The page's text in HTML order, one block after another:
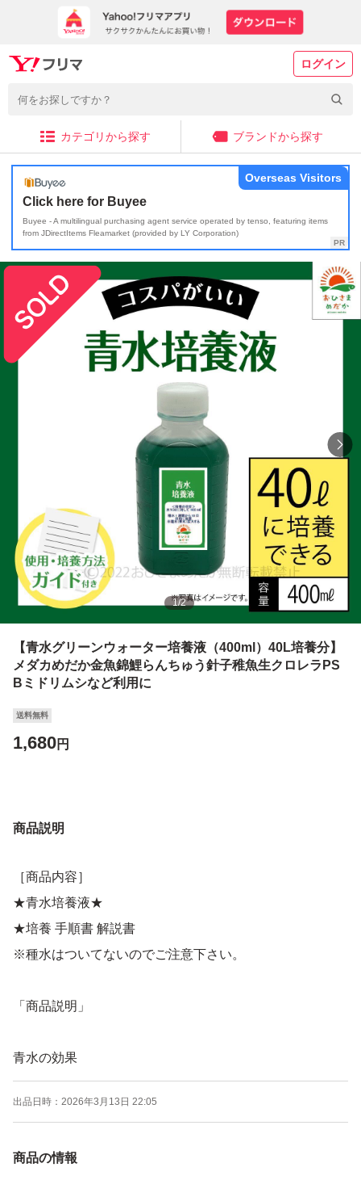
ログイン
カテゴリから探す ブランドから探す
Click here for Buyee
Buyee - A multilingual purchasing agent service operated by tenso, featuring items
from JDirectItems Fleamarket (provided by LY Corporation)
Overseas Visitors
1/2
【青水グリーンウォーター培養液（400ml）40L培養分】
メダカめだか金魚錦鯉らんちゅう針子稚魚生クロレラPS
Bミドリムシなど利用に
送料無料
1,680円
商品説明
［商品内容］
★青水培養液★
★培養 手順書 解説書
※種水はついてないのでご注意下さい。
「商品説明」
青水の効果
・めだか、金魚、熱帯魚のこどもの致死原因が餓死です。
・メダカ、水生生物の病気への免疫力向上、死亡率の減少
・メダカの稚魚(針子)の成長促進、死亡率の低下など
出品日時： 2026年3月13日 22:05
商品の情報